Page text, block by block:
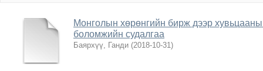
Монголын хөрөнгийн бирж дээр хувьцааны
боломжийн судалгаа
Баярхүү, Ганди (2018-10-31)